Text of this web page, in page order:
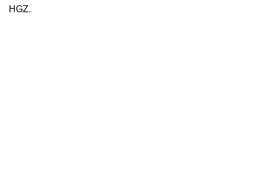
HGZ.